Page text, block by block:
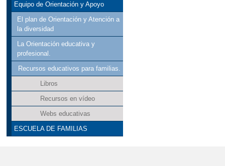
Equipo de Orientación y Apoyo
El plan de Orientación y Atención a
la diversidad
La Orientación educativa y
profesional.
Recursos educativos para familias.
Libros
Recursos en vídeo
Webs educativas
ESCUELA DE FAMILIAS